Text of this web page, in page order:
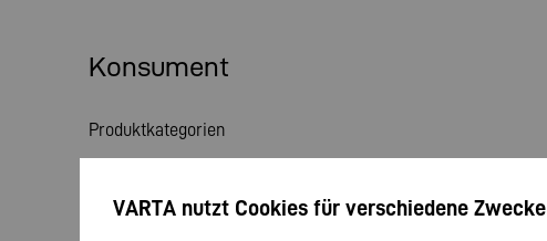
Konsument
Produktkategorien
VARTA nutzt Cookies für verschiedene Zwecke